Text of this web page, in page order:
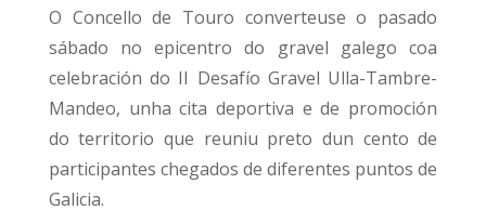
O Concello de Touro converteuse o pasado
sábado no epicentro do gravel galego coa
celebración do II Desafío Gravel Ulla-Tambre-
Mandeo, unha cita deportiva e de promoción
do territorio que reuniu preto dun cento de
participantes chegados de diferentes puntos de
Galicia.